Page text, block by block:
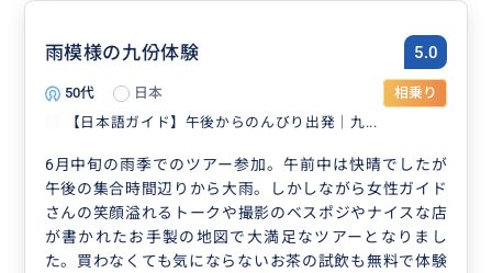
雨模様の九份体験 5.0
50代 日本
相乗り
【日本語ガイド】午後からのんびり出発｜九...
6月中旬の雨季でのツアー参加。午前中は快晴でしたが
午後の集合時間辺りから大雨。しかしながら女性ガイド
さんの笑顔溢れるトークや撮影のベスポジやナイスな店
が書かれたお手製の地図で大満足なツアーとなりまし
た。買わなくても気にならないお茶の試飲も無料で体験